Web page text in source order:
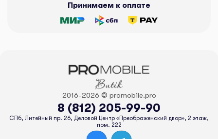
Принимаем к оплате
2016-2026 © promobile.pro
8 (812) 205-99-90
СПб, Литейный пр. 26, Деловой Центр «Преображенский двор», 2 этаж,
пом. 222